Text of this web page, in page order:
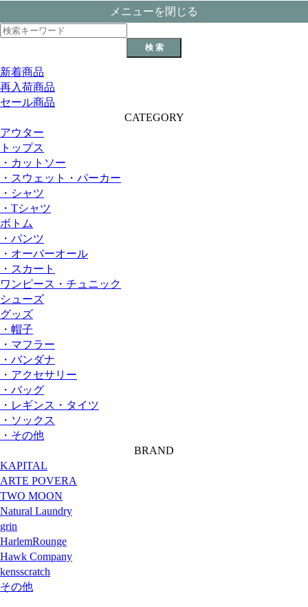
メニューを閉じる
新着商品
再入荷商品
セール商品
CATEGORY
アウター
トップス
・カットソー
・スウェット・パーカー
・シャツ
・Tシャツ
ボトム
・パンツ
・オーバーオール
・スカート
ワンピース・チュニック
シューズ
グッズ
・帽子
・マフラー
・バンダナ
・アクセサリー
・バッグ
・レギンス・タイツ
・ソックス
・その他
BRAND
KAPITAL
ARTE POVERA
TWO MOON
Natural Laundry
grin
HarlemRounge
Hawk Company
kensscratch
その他